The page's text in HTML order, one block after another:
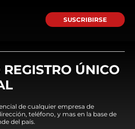
SUSCRIBIRSE
ÚNICO
de cualquier empresa de
teléfono, y mas en la base de
del país.